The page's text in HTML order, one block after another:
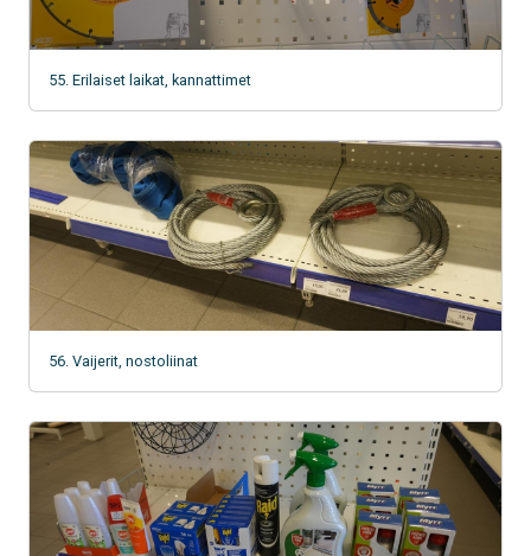
55. Erilaiset laikat, kannattimet
56. Vaijerit, nostoliinat